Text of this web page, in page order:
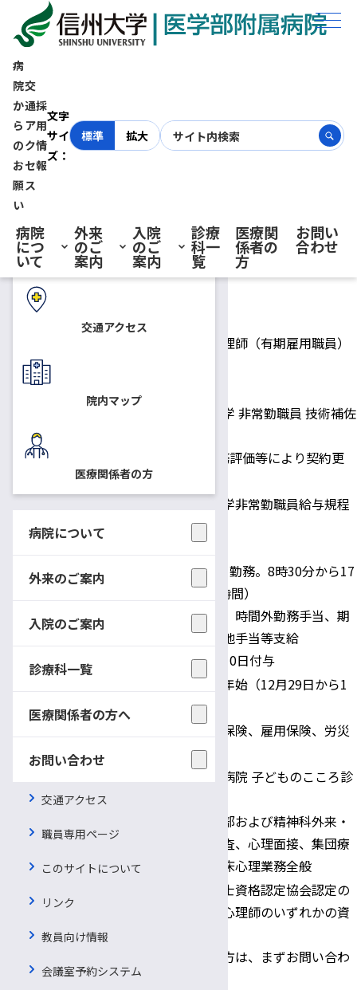
病
院
か
ら
の
お
願
い
交
通
ア
ク
セ
ス
採
用
情
報
文字
サイ
ズ：
標準 拡大
病院
につ
いて
外来
のご
案内
入院
のご
案内
診療
科一
覧
医療関
係者の
方
お問い
合わせ
ホーム
採用情報
子どものこころ診療部 臨床心理士・公認心理師（有期雇用職員） 募集
【締切：令和6年1月12日(金)必着】
子どものこころ診療部 臨床心
理士・公認心理師（有期雇用職
員） 募集【締切：令和6年1月
12日(金)必着】
2023.12.22
臨床心理士・公認心理師（有期雇用職員）
採用予定日
身分
国立大学法人信州大学 非常勤職員 技術補佐
1事業年度契約。勤務評価等により契約更
新の可能性あり。
給与・勤務時間
国立大学法人信州大学非常勤職員給与規程
所定労働時間：週5日勤務。8時30分から17
時15分（うち休憩1時間）
住宅手当、通勤手当、時間外勤務手当、期
末・勤勉手当、寒冷地手当等支給
年次休暇：採用日に10日付与
土・日・祝日・年末年始（12月29日から1
月3日）
健康保険、厚生年金保険、雇用保険、労災
信州大学医学部附属病院 子どものこころ診
子どものこころ診療部および精神科外来・
病棟における心理検査、心理面接、集団療
法、緩和ケアなど臨床心理業務全般
応募資格
（財）日本臨床心理士資格認定協会認定の
臨床心理士か、公認心理師のいずれかの資
※資格取得見込みの方は、まずお問い合わ
せください。
入院・ご面会の方へ
交通アクセス
院内マップ
医療関係者の方
病院について
外来のご案内
入院のご案内
診療科一覧
医療関係者の方へ
お問い合わせ
交通アクセス
職員専用ページ
このサイトについて
リンク
教員向け情報
会議室予約システム